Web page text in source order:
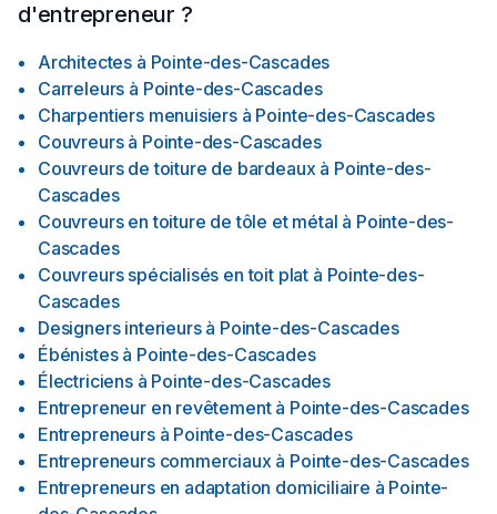
d'entrepreneur ?
Architectes à Pointe-des-Cascades
Carreleurs à Pointe-des-Cascades
Charpentiers menuisiers à Pointe-des-Cascades
Couvreurs à Pointe-des-Cascades
Couvreurs de toiture de bardeaux à Pointe-des-
Cascades
Couvreurs en toiture de tôle et métal à Pointe-des-
Cascades
Couvreurs spécialisés en toit plat à Pointe-des-
Cascades
Designers interieurs à Pointe-des-Cascades
Ébénistes à Pointe-des-Cascades
Électriciens à Pointe-des-Cascades
Entrepreneur en revêtement à Pointe-des-Cascades
Entrepreneurs à Pointe-des-Cascades
Entrepreneurs commerciaux à Pointe-des-Cascades
Entrepreneurs en adaptation domiciliaire à Pointe-